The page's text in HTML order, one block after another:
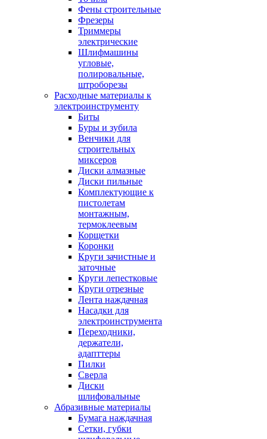
Фены строительные
Фрезеры
Триммеры
электрические
Шлифмашины
угловые,
полировальные,
штроборезы
Расходные материалы к
электроинструменту
Биты
Буры и зубила
Венчики для
строительных
миксеров
Диски алмазные
Диски пильные
Комплектующие к
пистолетам
монтажным,
термоклеевым
Корщетки
Коронки
Круги зачистные и
заточные
Круги лепестковые
Круги отрезные
Лента наждачная
Насадки для
электроинструмента
Переходники,
держатели,
адапттеры
Пилки
Сверла
Диски
шлифовальные
Абразивные материалы
Бумага наждачная
Сетки, губки